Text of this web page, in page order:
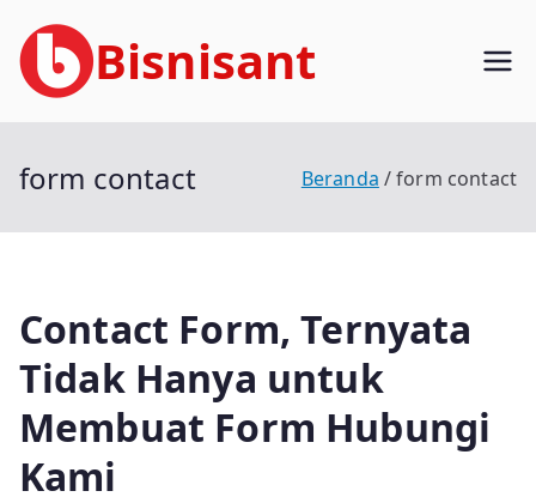
ke
konten
Bisnisant
form contact Beranda form contact
Contact Form, Ternyata
Tidak Hanya untuk
Membuat Form Hubungi
Kami